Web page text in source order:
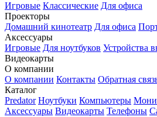
Игровые Классические Для офиса
Проекторы
Домашний кинотеатр Для офиса
Аксессуары
Игровые Для ноутбуков Устройства
Видеокарты
О компании
О компании Контакты Обратная
Каталог
Predator Ноутбуки Компьютеры
Аксессуары Видеокарты Телефоны